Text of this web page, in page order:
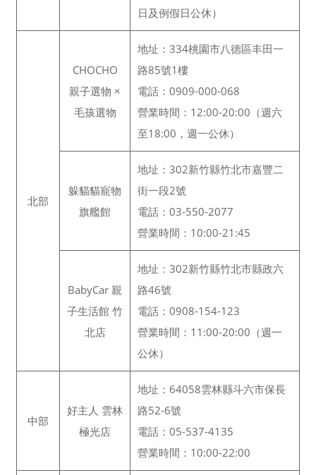
日及例假日公休）
北部
CHOCHO
親子選物 ×
毛孩選物
地址：334桃園市八德區丰田一
路85號1樓
電話：0909-000-068
營業時間：12:00-20:00（週六
至18:00，週一公休）
躲貓貓寵物
旗艦館
地址：302新竹縣竹北市嘉豐二
街一段2號
電話：03-550-2077
營業時間：10:00-21:45
BabyCar 親
子生活館 竹
北店
地址：302新竹縣竹北市縣政六
路46號
電話：0908-154-123
營業時間：11:00-20:00（週一
公休）
中部
好主人 雲林
極光店
地址：64058雲林縣斗六市保長
路52-6號
電話：05-537-4135
營業時間：10:00-22:00